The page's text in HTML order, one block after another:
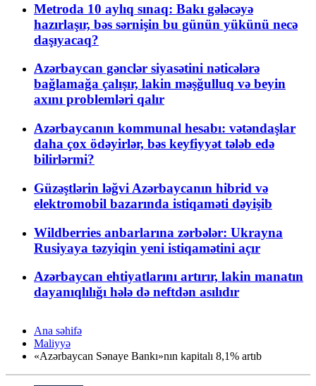
Metroda 10 aylıq sınaq: Bakı gələcəyə
hazırlaşır, bəs sərnişin bu günün yükünü necə
daşıyacaq?
Azərbaycan gənclər siyasətini nəticələrə
bağlamağa çalışır, lakin məşğulluq və beyin
axını problemləri qalır
Azərbaycanın kommunal hesabı: vətəndaşlar
daha çox ödəyirlər, bəs keyfiyyət tələb edə
bilirlərmi?
Güzəştlərin ləğvi Azərbaycanın hibrid və
elektromobil bazarında istiqaməti dəyişib
Wildberries anbarlarına zərbələr: Ukrayna
Rusiyaya təzyiqin yeni istiqamətini açır
Azərbaycan ehtiyatlarını artırır, lakin manatın
dayanıqlılığı hələ də neftdən asılıdır
Ana səhifə
Maliyyə
«Azərbaycan Sənaye Bankı»nın kapitalı 8,1% artıb